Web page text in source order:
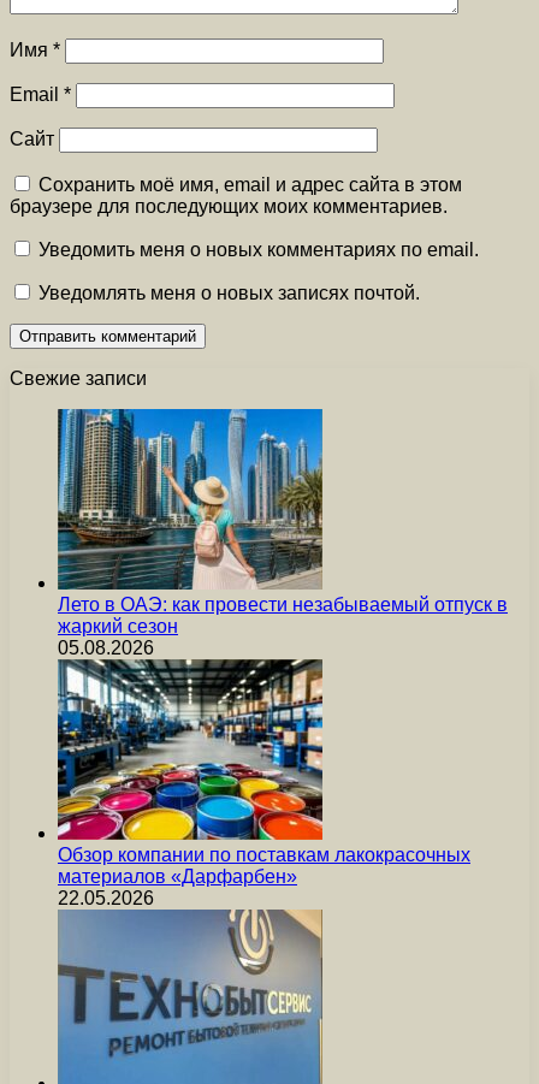
Имя *
Email *
Сайт
Сохранить моё имя, email и адрес сайта в этом
браузере для последующих моих комментариев.
Уведомить меня о новых комментариях по email.
Уведомлять меня о новых записях почтой.
Свежие записи
Лето в ОАЭ: как провести незабываемый отпуск в
жаркий сезон
05.08.2026
Обзор компании по поставкам лакокрасочных
материалов «Дарфарбен»
22.05.2026